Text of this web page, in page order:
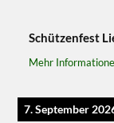
Schützenfest
Mehr
7. September